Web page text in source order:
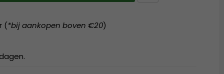
(*bij aankopen boven €20)